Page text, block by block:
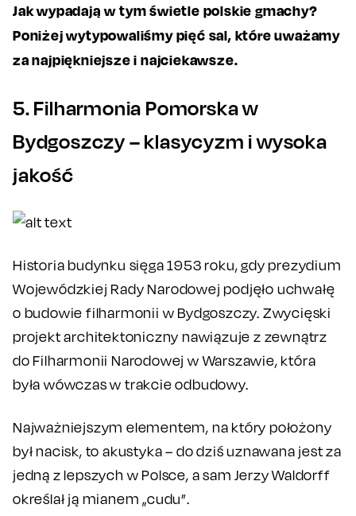
Jak wypadają w tym świetle polskie gmachy?
Poniżej wytypowaliśmy pięć sal, które uważamy
za najpiękniejsze i najciekawsze.
5. Filharmonia Pomorska w
Bydgoszczy – klasycyzm i wysoka
jakość
Historia budynku sięga 1953 roku, gdy prezydium
Wojewódzkiej Rady Narodowej podjęło uchwałę
o budowie filharmonii w Bydgoszczy. Zwycięski
projekt architektoniczny nawiązuje z zewnątrz
do Filharmonii Narodowej w Warszawie, która
była wówczas w trakcie odbudowy.
Najważniejszym elementem, na który położony
był nacisk, to akustyka – do dziś uznawana jest za
jedną z lepszych w Polsce, a sam Jerzy Waldorff
określał ją mianem „cudu”.